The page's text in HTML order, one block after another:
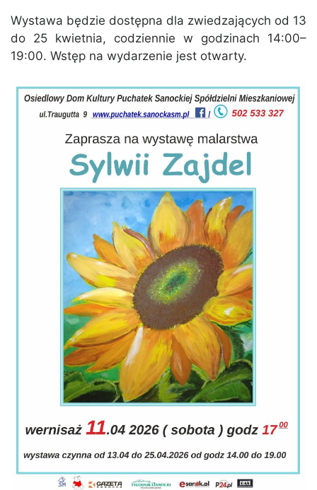
Wystawa będzie dostępna dla zwiedzających od 13
do 25 kwietnia, codziennie w godzinach 14:00–
19:00. Wstęp na wydarzenie jest otwarty.